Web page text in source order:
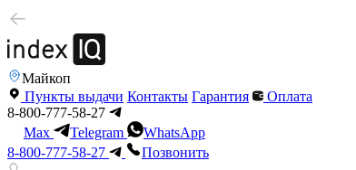
Майкоп
Пункты выдачи Контакты Гарантия
Оплата
8-800-777-58-27
Max
Telegram
WhatsApp
8-800-777-58-27
Позвонить